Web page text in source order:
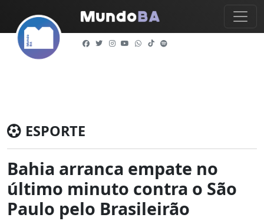
ESPORTE
Bahia arranca empate no
último minuto contra o São
Paulo pelo Brasileirão